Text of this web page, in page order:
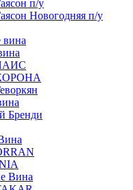
п/у
Новогодняя п/у
Бренди
Вина